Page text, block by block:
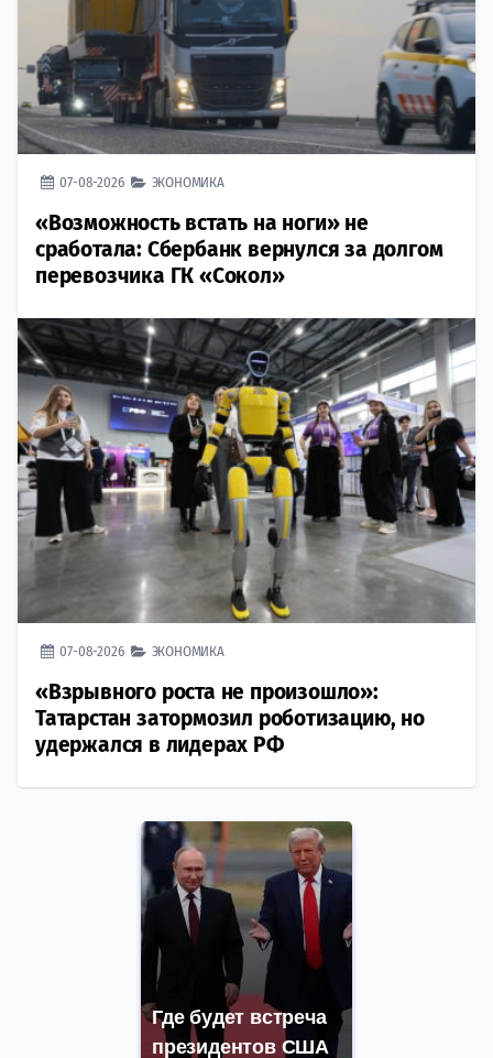
07-08-2026 ЭКОНОМИКА
«Возможность встать на ноги» не
сработала: Сбербанк вернулся за долгом
перевозчика ГК «Сокол»
07-08-2026 ЭКОНОМИКА
«Взрывного роста не произошло»:
Татарстан затормозил роботизацию, но
удержался в лидерах РФ
Где будет встреча
президентов США